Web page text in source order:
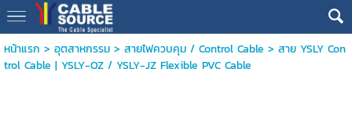
หน้าแรก > อุตสาหกรรม> สายไฟควบคุม / Control Cable > สาย YSLY Con
trol Cable | YSLY-OZ / YSLY-JZ Flexible PVC Cable